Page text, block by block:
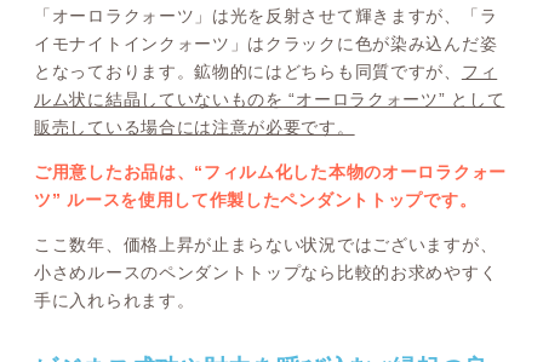
「オーロラクォーツ」は光を反射させて輝きますが、「ラ
イモナイトインクォーツ」はクラックに色が染み込んだ姿
となっております。鉱物的にはどちらも同質ですが、 フィ
ルム状に結晶していないものを “オーロラクォーツ” として
販売している場合には注意が必要です。
ご用意したお品は、“フィルム化した本物のオーロラクォー
ツ” ルースを使用して作製したペンダントトップです。
ここ数年、価格上昇が止まらない状況ではございますが、
小さめルースのペンダントトップなら比較的お求めやすく
手に入れられます。